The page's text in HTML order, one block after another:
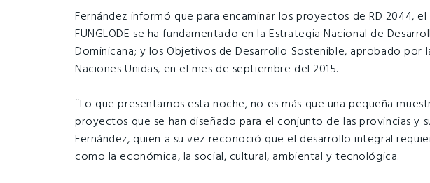
Fernández informó que para encaminar los proyectos de RD 2044,
FUNGLODE se ha fundamentado en la Estrategia Nacional de
Dominicana; y los Objetivos de Desarrollo Sostenible, aprobado por
Naciones Unidas, en el mes de septiembre del 2015.
¨Lo que presentamos esta noche, no es más que una pequeña
proyectos que se han diseñado para el conjunto de las provincias y
Fernández, quien a su vez reconoció que el desarrollo integral
como la económica, la social, cultural, ambiental y tecnológica.